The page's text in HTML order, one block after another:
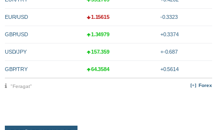
EUR/USD 1.15615 -0.3323
GBP/USD 1.34979 +0.3374
USD/JPY 157.359 +-0.687
GBP/TRY 64.3584 +0.5614
Forex
"Feragat"